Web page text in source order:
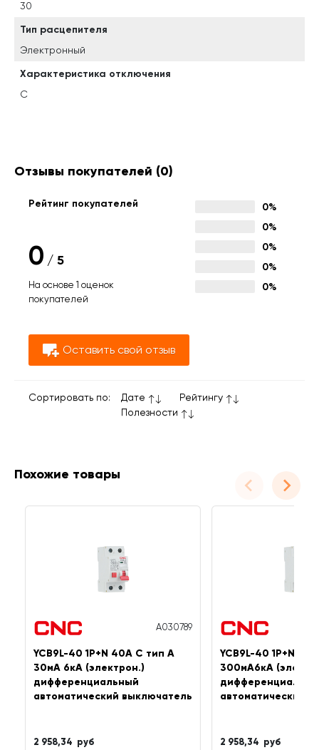
30
Тип расцепителя
Электронный
Характеристика отключения
C
Отзывы покупателей (0)
Рейтинг покупателей
0 / 5
На основе 1 оценок
покупателей
0%
0%
0%
0%
0%
Оставить свой отзыв
Сортировать по: Дате
Рейтингу
Полезности
Похожие товары
A030789
YCB9L-40 1P+N 40A C тип A
30мА 6кА (электрон.)
дифференциальный
автоматический выключатель
2 958,34 руб
YCB9L-40 1P+N
300мА6кА
автоматический
2 958,34 руб